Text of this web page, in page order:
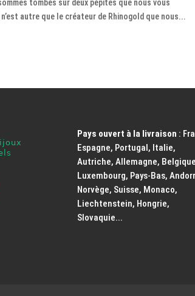
tombés sur deux pépites que nous vous
autre que le créateur de Rhinogold que nous...
Pays ouvert à la livraison :
Espagne, Portugal, Italie,
Autriche, Allemagne,
Luxembourg, Pays-Bas,
Norvège, Suisse, Monaco,
Liechtenstein, Hongrie,
Slovaquie...